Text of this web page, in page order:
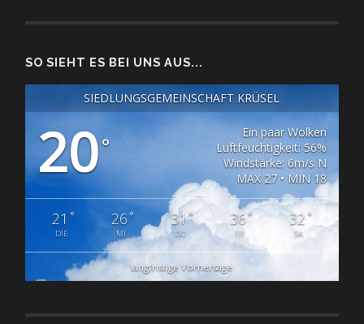
SO SIEHT ES BEI UNS AUS...
SIEDLUNGSGEMEINSCHAFT KRÜSEL
20°
Ein paar Wolken
Luftfeuchtigkeit: 56%
Windstärke: 6m/s N
MAX 27 • MIN 18
21 °
DIE
26°
MI
31°
DO
36°
FR
32 °
SA
langfristige Vorhersage